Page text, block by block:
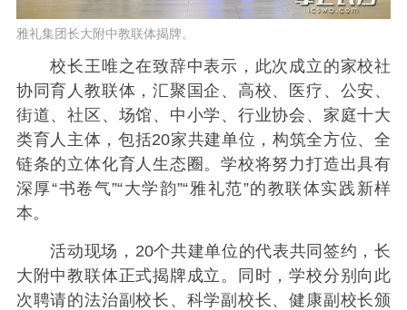
雅礼集团长大附中教联体揭牌。
校长王唯之在致辞中表示，此次成立的家校社
协同育人教联体，汇聚国企、高校、医疗、公安、
街道、社区、场馆、中小学、行业协会、家庭十大
类育人主体，包括20家共建单位，构筑全方位、全
链条的立体化育人生态圈。学校将努力打造出具有
深厚“书卷气”“大学韵”“雅礼范”的教联体实践新样
本。
活动现场，20个共建单位的代表共同签约，长
大附中教联体正式揭牌成立。同时，学校分别向此
次聘请的法治副校长、科学副校长、健康副校长颁